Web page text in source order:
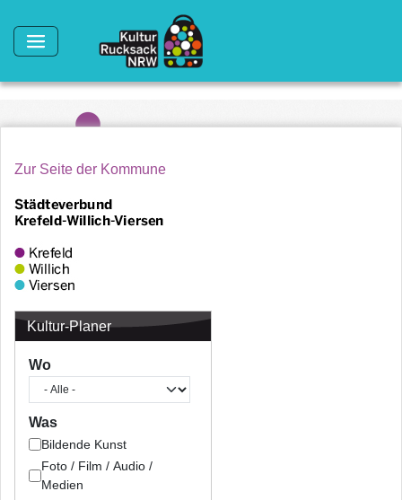
Zur Seite der Kommune
Kultur-Planer
Wo
Was
Bildende Kunst
Foto / Film / Audio /
Medien